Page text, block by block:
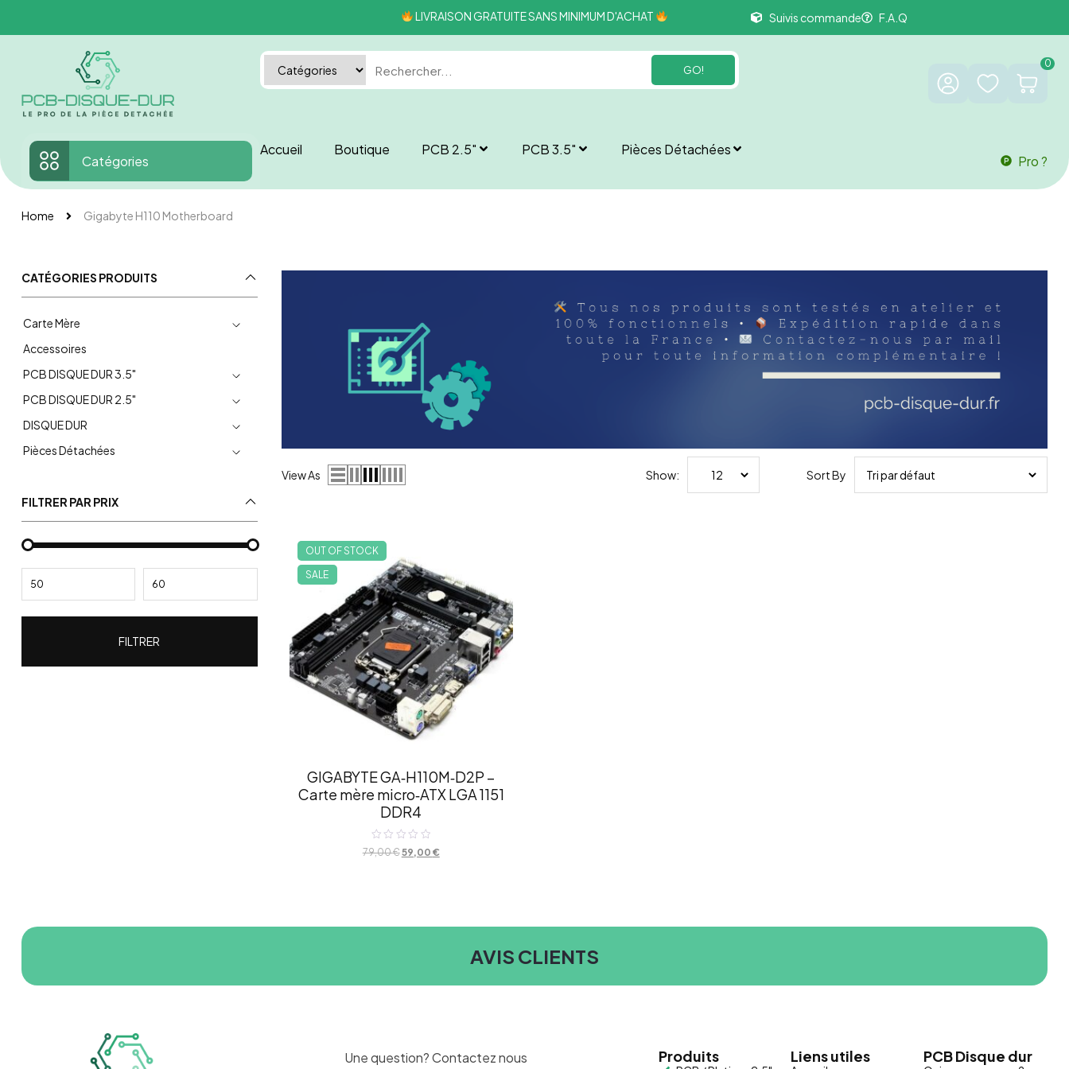
LIVRAISON GRATUITE SANS MINIMUM D'ACHAT Suivis commande F.A.Q
GO! 0
Catégories
Accueil Boutique PCB 2.5″ PCB 3.5″ Pièces Détachées
Pro ?
Home Gigabyte H110 Motherboard
CATÉGORIES PRODUITS
Carte Mère
Accessoires
PCB DISQUE DUR 3.5"
PCB DISQUE DUR 2.5"
DISQUE DUR
Pièces Détachées
FILTRER PAR PRIX
FILTRER
View As Show: Sort By
SALE
OUT OF STOCK
GIGABYTE GA‑H110M‑D2P –
Carte mère micro‑ATX LGA 1151
DDR4
Note
0
79,00€59,00 €
AVIS CLIENTS
Une question? Contactez nous Produits Liens utiles PCB Disque dur